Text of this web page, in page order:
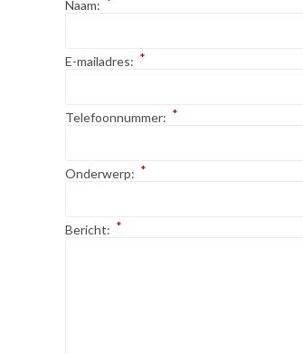
Naam:
E-mailadres: *
Telefoonnummer: *
Onderwerp: *
Bericht: *